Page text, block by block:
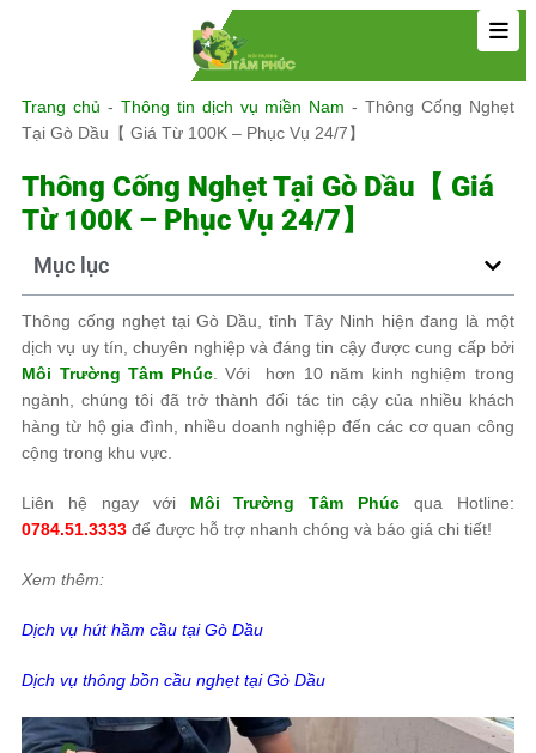
Trang chủ - Thông tin dịch vụ miền Nam -Thông Cống Nghẹt
Tại Gò Dầu【 Giá Từ 100K – Phục Vụ 24/7】
Thông Cống Nghẹt Tại Gò Dầu【 Giá
Từ 100K – Phục Vụ 24/7】
Mục lục
Thông cống nghẹt tại Gò Dầu, tỉnh Tây Ninh hiện đang là một
dịch vụ uy tín, chuyên nghiệp và đáng tin cậy được cung cấp bởi
Môi Trường Tâm Phúc. Với hơn 10 năm kinh nghiệm trong
ngành, chúng tôi đã trở thành đối tác tin cậy của nhiều khách
hàng từ hộ gia đình, nhiều doanh nghiệp đến các cơ quan công
cộng trong khu vực.
Liên hệ ngay với Môi Trường Tâm Phúc qua Hotline:
0784.51.3333 để được hỗ trợ nhanh chóng và báo giá chi tiết!
Xem thêm:
Dịch vụ hút hầm cầu tại Gò Dầu
Dịch vụ thông bồn cầu nghẹt tại Gò Dầu